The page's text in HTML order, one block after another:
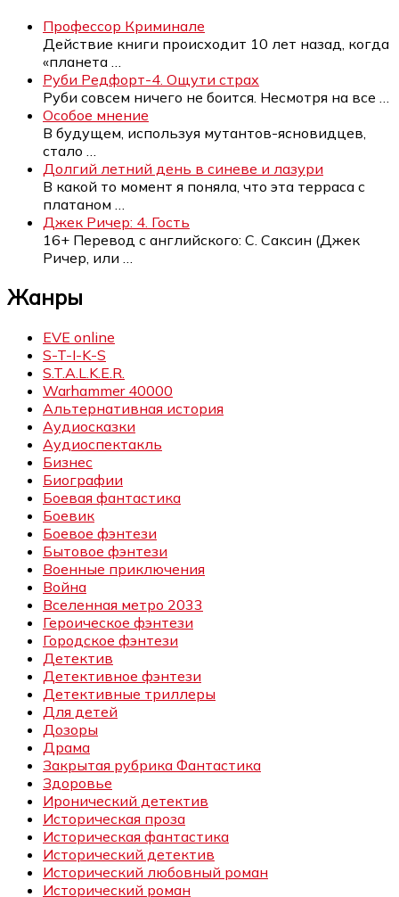
Профессор Криминале
Действие книги происходит 10 лет назад, когда
«планета
Руби Редфорт-4. Ощути страх
Руби совсем ничего не боится. Несмотря на все
Особое мнение
В будущем, используя мутантов-ясновидцев,
стало
Долгий летний день в синеве и лазури
В какой то момент я поняла, что эта терраса с
платаном
Джек Ричер: 4. Гость
16+ Перевод с английского: С. Саксин (Джек
Ричер, или
Жанры
EVE online
S-T-I-K-S
S.T.A.L.K.E.R.
Warhammer 40000
Альтернативная история
Аудиосказки
Аудиоспектакль
Бизнес
Биографии
Боевая фантастика
Боевик
Боевое фэнтези
Бытовое фэнтези
Военные приключения
Война
Вселенная метро 2033
Героическое фэнтези
Городское фэнтези
Детектив
Детективное фэнтези
Детективные триллеры
Для детей
Дозоры
Драма
Закрытая рубрика Фантастика
Здоровье
Иронический детектив
Историческая проза
Историческая фантастика
Исторический детектив
Исторический любовный роман
Исторический роман